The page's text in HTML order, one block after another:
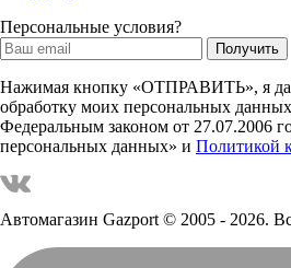
Персональные условия?
Нажимая кнопку «ОТПРАВИТЬ», я
обработку моих персональных
Федеральным законом от 27.07.2006
персональных данных» и Политикой
Автомагазин Gazport© 2005 - 2026.